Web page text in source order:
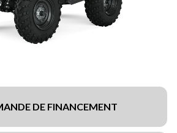
DE FINANCEMENT